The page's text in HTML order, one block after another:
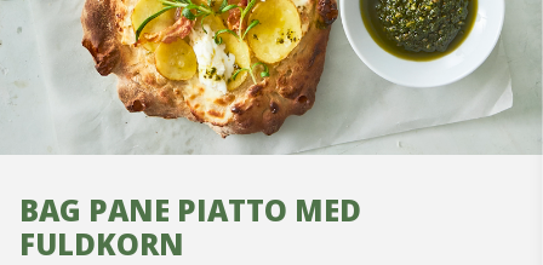
BAG PANE PIATTO MED
FULDKORN